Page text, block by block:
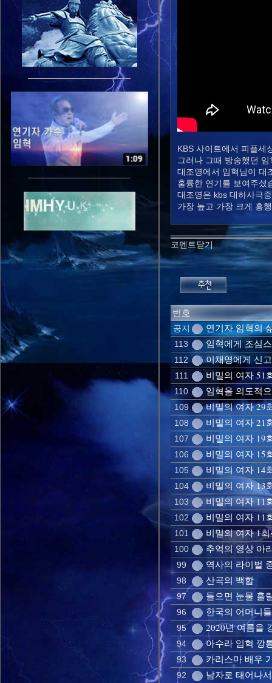
KBS 사이트에서 피플세
그러나 그때 방송했던
대조영에서 임혁님이 대
훌륭한 연기를 보여주셨
대조영은 kbs 대하사극
가장 높고 가장 크게 흥
코멘트닫기
번호
공지 연기자 임혁의
113 임혁에게 조심
112 이채영에게 신
111 비밀의 여자 51
110 임혁을 의도적
109 비밀의 여자 29
108 비밀의 여자 21
107 비밀의 여자 19
106 비밀의 여자 15
105 비밀의 여자 14
104 비밀의 여자 13
103 비밀의 여자 11
102 비밀의 여자 11
101 비밀의 여자 1회
100 추억의 영상 아
99 역사의 라이벌
98 산곡의 백합
97 들으면 눈물 흘
96 한국의 어머니
95 2020년 여름을
94 아수라 임혁 깡
93 카리스마 배우
92 남자로 태어나